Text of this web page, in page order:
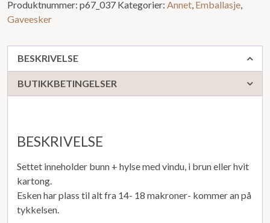
Produktnummer: p67_037 Kategorier: Annet Emballasje
Gaveesker
BESKRIVELSE
BUTIKKBETINGELSER
BESKRIVELSE
Settet inneholder bunn + hylse med vindu, i brun eller hvit
kartong.
Esken har plass til alt fra 14- 18 makroner- kommer an på
tykkelsen.